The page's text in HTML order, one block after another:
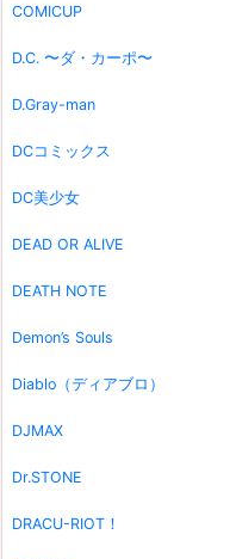
COMICUP
D.C. 〜ダ・カーポ〜
D.Gray-man
DCコミックス
DC美少女
DEAD OR ALIVE
DEATH NOTE
Demon’s Souls
Diablo（ディアブロ）
DJMAX
Dr.STONE
DRACU-RIOT！